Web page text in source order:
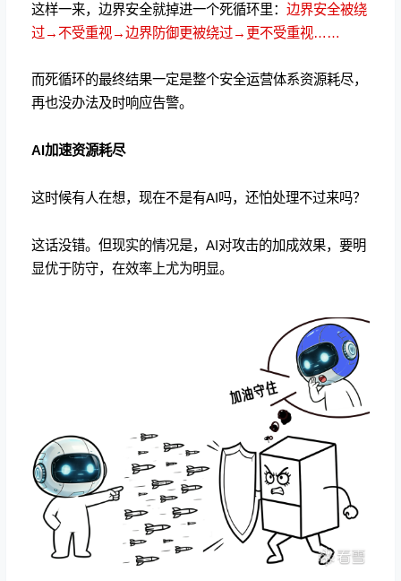
这样一来，边界安全就掉进一个死循环里： 边界安全被绕
过→不受重视→边界防御更被绕过→更不受重视……
而死循环的最终结果一定是整个安全运营体系资源耗尽，
再也没办法及时响应告警。
AI加速资源耗尽
这时候有人在想，现在不是有AI吗，还怕处理不过来吗？
这话没错。但现实的情况是，AI对攻击的加成效果，要明
显优于防守，在效率上尤为明显。